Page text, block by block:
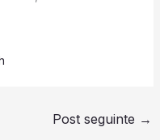
Post seguinte →